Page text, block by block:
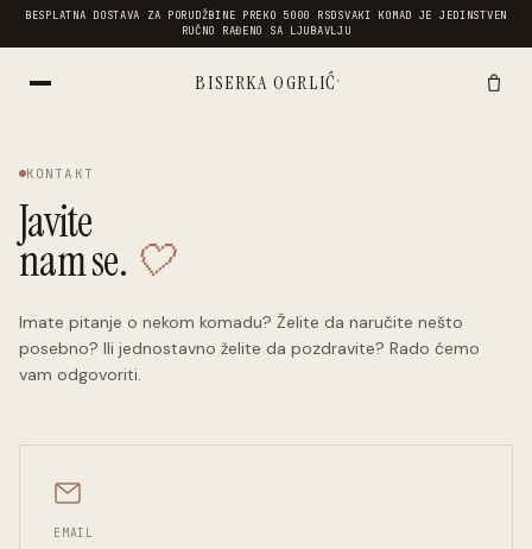
BESPLATNA DOSTAVA ZA PORUDŽBINE PREKO 5000 RSDSVAKI KOMAD JE JEDINSTVEN
RUČNO RAĐENO SA LJUBAVLJU
BISERKA OGRLIĆ·
KONTAKT
Javite
nam se. 🤍
Imate pitanje o nekom komadu? Želite da naručite nešto
posebno? Ili jednostavno želite da pozdravite? Rado ćemo
vam odgovoriti.
EMAIL